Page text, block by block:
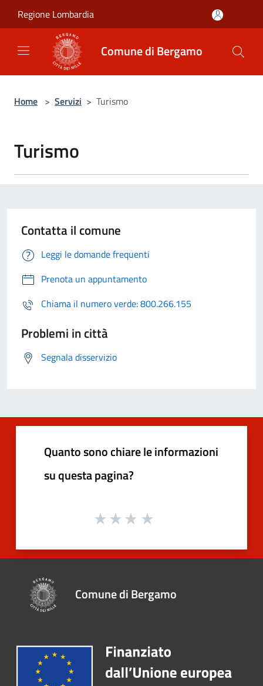
Regione Lombardia
Comune di Bergamo
Home > Servizi > Turismo
Turismo
Contatta il comune
Leggi le domande frequenti
Prenota un appuntamento
Chiama il numero verde: 800.266.155
Problemi in città
Segnala disservizio
Quanto sono chiare le informazioni
su questa pagina?
Comune di Bergamo